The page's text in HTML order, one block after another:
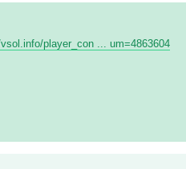
player_con ... um=4863604